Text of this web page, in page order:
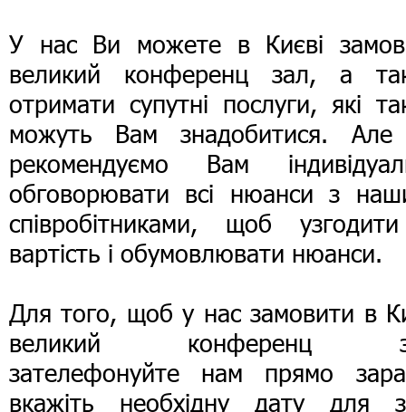
У нас Ви можете в Києві
великий конференц зал, а
отримати супутні послуги, які
можуть Вам знадобитися.
рекомендуємо Вам
обговорювати всі нюанси з
співробітниками, щоб
вартість і обумовлювати нюанси.
Для того, щоб у нас замовити в
великий конференц
зателефонуйте нам прямо
вкажіть необхідну дату для